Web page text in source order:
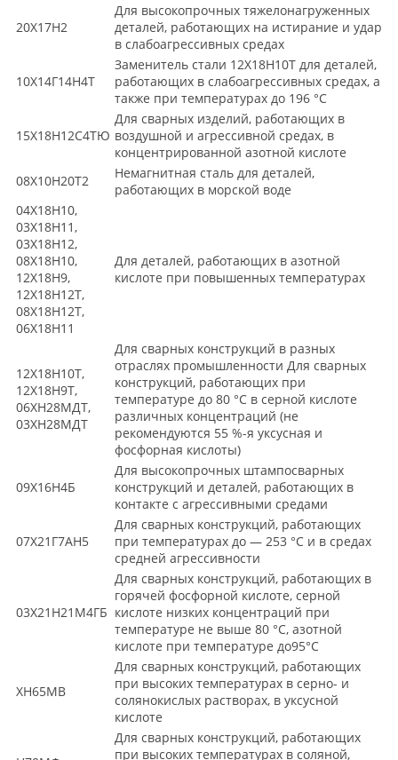
20X17H2
Для высокопрочных тяжелонагруженных
деталей, работающих на истирание и удар
в слабоагрессивных средах
10Х14Г14Н4Т
Заменитель стали 12Х18Н10Т для деталей,
работающих в слабоагрессивных средах, а
также при температурах до 196 °С
15Х18Н12С4ТЮ
Для сварных изделий, работающих в
воздушной и агрессивной средах, в
концентрированной азотной кислоте
08X10H20T2
Немагнитная сталь для деталей,
работающих в морской воде
04X18H10,
03X18H11,
03X18H12,
08X18H10,
12X18H9,
12X18H12T,
08X18H12T,
06X18H11
Для деталей, работающих в азотной
кислоте при повышенных температурах
12Х18Н10Т,
12Х18Н9Т,
06ХН28МДТ,
03ХН28МДТ
Для сварных конструкций в разных
отраслях промышленности Для сварных
конструкций, работающих при
температуре до 80 °С в серной кислоте
различных концентраций (не
рекомендуются 55 %-я уксусная и
фосфорная кислоты)
09Х16Н4Б
Для высокопрочных штампосварных
конструкций и деталей, работающих в
контакте с агрессивными средами
07Х21Г7АН5
Для сварных конструкций, работающих
при температурах до — 253 °С и в средах
средней агрессивности
03Х21Н21М4ГБ
Для сварных конструкций, работающих в
горячей фосфорной кислоте, серной
кислоте низких концентраций при
температуре не выше 80 °С, азотной
кислоте при температуре до95°С
ХН65МВ
Для сварных конструкций, работающих
при высоких температурах в серно- и
солянокислых растворах, в уксусной
кислоте
Для сварных конструкций, работающих
при высоких температурах в соляной,